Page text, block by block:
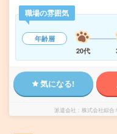
職場の雰囲気
年齢層
20代
気になる!
派遣会社 株式会社綜合